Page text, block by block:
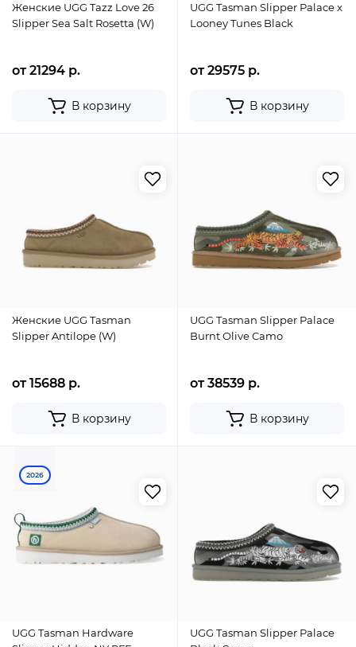
Женские UGG Tazz Love 26
Slipper Sea Salt Rosetta (W)
от 21294 р.
В корзину
UGG Tasman Slipper Palace x
Looney Tunes Black
от 29575 р.
В корзину
Женские UGG Tasman
Slipper Antilope (W)
от 15688 р.
В корзину
UGG Tasman Slipper Palace
Burnt Olive Camo
от 38539 р.
В корзину
2026
UGG Tasman Hardware
UGG Tasman Slipper Palace